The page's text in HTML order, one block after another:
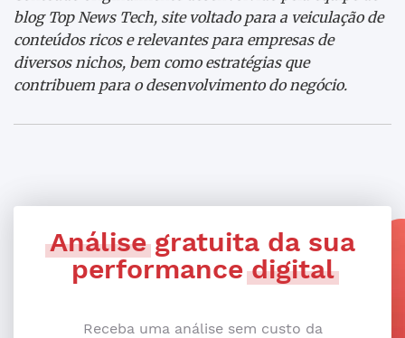
blog Top News Tech, site voltado para a veiculação de
conteúdos ricos e relevantes para empresas de
diversos nichos, bem como estratégias que
contribuem para o desenvolvimento do negócio.
Análisegratuita da sua
performancedigital
Receba uma análise sem custo da